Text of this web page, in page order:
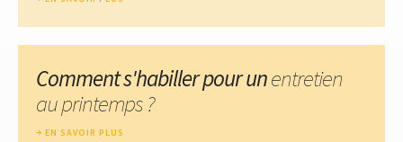
Comment s'habiller pour unentretien
au printemps ?
EN SAVOIR PLUS